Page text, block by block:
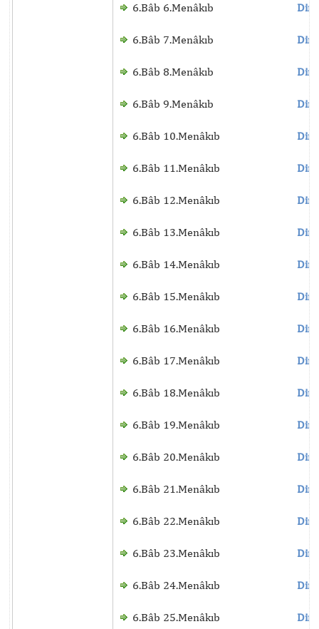
6.Bâb 6.Menâkıb
6.Bâb 7.Menâkıb
6.Bâb 8.Menâkıb
6.Bâb 9.Menâkıb
6.Bâb 10.Menâkıb
6.Bâb 11.Menâkıb
6.Bâb 12.Menâkıb
6.Bâb 13.Menâkıb
6.Bâb 14.Menâkıb
6.Bâb 15.Menâkıb
6.Bâb 16.Menâkıb
6.Bâb 17.Menâkıb
6.Bâb 18.Menâkıb
6.Bâb 19.Menâkıb
6.Bâb 20.Menâkıb
6.Bâb 21.Menâkıb
6.Bâb 22.Menâkıb
6.Bâb 23.Menâkıb
6.Bâb 24.Menâkıb
6.Bâb 25.Menâkıb